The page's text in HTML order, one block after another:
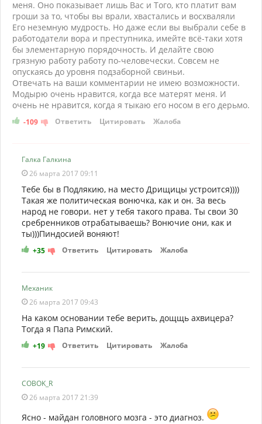
меня. Оно показывает лишь Вас и Того, кто платит вам
гроши за то, чтобы вы врали, хвастались и восхваляли
Его неземную мудрость. Но даже если вы выбрали себе в
работодатели вора и преступника, имейте всё-таки хотя
бы элементарную порядочность. И делайте свою
грязную работу работу по-человечески. Совсем не
опускаясь до уровня подзаборной свиньи.
Отвечать на ваши комментарии не имею возможности.
Модырю очень нравится, когда все матерят меня. И
очень не нравится, когда я тыкаю его носом в его дерьмо.
-109 Ответить Цитировать Жалоба
Галка Галкина
26 марта 2017 09:11
Тебе бы в Подлякию, на место Дрищицы устроится))))
Такая же политическая вонючка, как и он. За весь
народ не говори. нет у тебя такого права. Ты свои 30
сребренников отрабатываешь? Вонючие они, как и
ты)))Пиндосией воняют!
+35 Ответить Цитировать Жалоба
Механик
26 марта 2017 09:43
На каком основании тебе верить, дощщь ахвицера?
Тогда я Папа Римский.
+19 Ответить Цитировать Жалоба
COBOK_R
26 марта 2017 21:39
Ясно - майдан головного мозга - это диагноз.